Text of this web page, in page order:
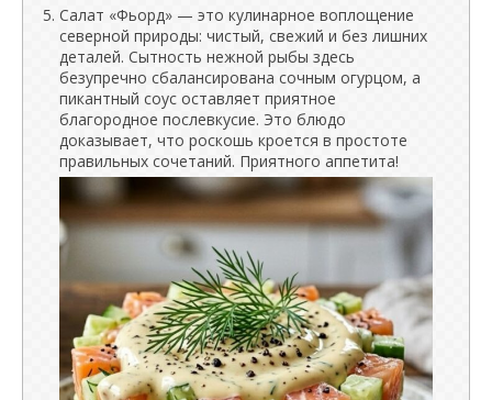
Салат «Фьорд» — это кулинарное воплощение
северной природы: чистый, свежий и без лишних
деталей. Сытность нежной рыбы здесь
безупречно сбалансирована сочным огурцом, а
пикантный соус оставляет приятное
благородное послевкусие. Это блюдо
доказывает, что роскошь кроется в простоте
правильных сочетаний. Приятного аппетита!